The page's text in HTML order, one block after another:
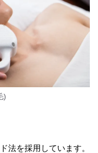
)
法を採用しています。